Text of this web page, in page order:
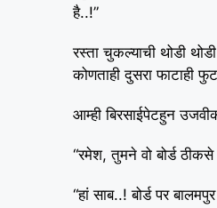
है..!”
रस्ता चुकल्याची थोडी
कोणताही दुसरा फाटाही
आम्ही बिरसाईपेटहुन
“रमेश, तुमने वो बोर्ड
“हां साब..! बोर्ड पर